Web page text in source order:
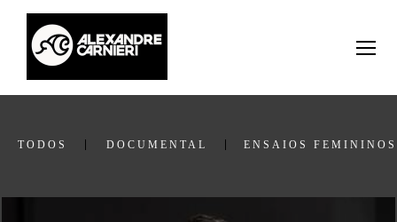
TODOS DOCUMENTAL ENSAIOS FEMININOS